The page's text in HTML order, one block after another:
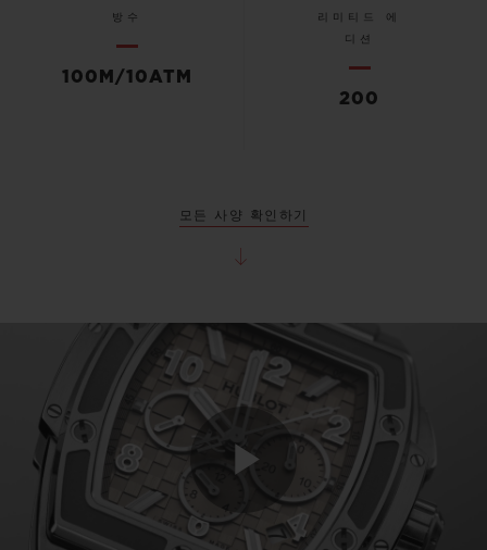
방수
100M/10ATM
리미티드 에
디션
200
모든 사양 확인하기
Play